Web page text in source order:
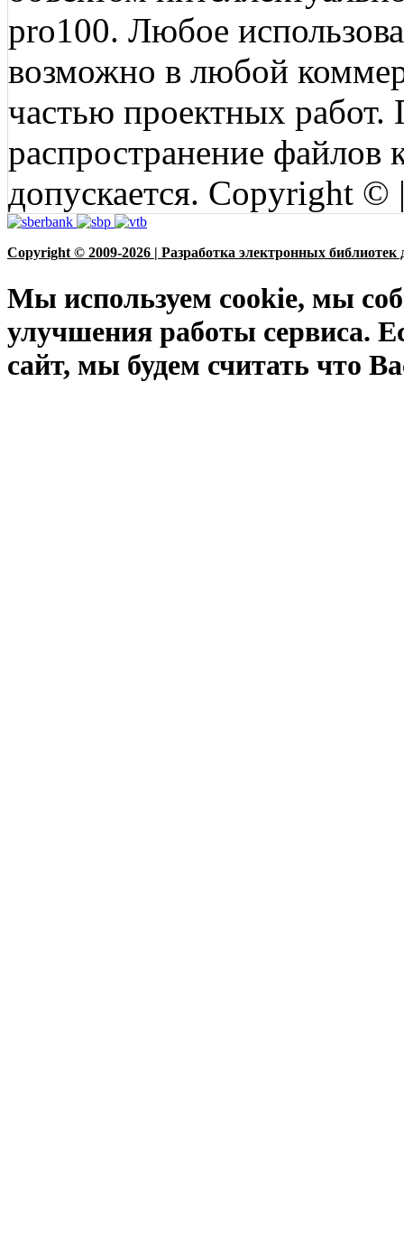
pro100. Любое
возможно в любой
частью проектных
распространение файлов
допускается. Copyright
Copyright © 2009-2026 | Разработка электронных библиотек
Мы используем cookie, мы
улучшения работы сервиса.
сайт, мы будем считать что